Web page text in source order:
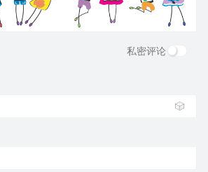
私密评论
🎲